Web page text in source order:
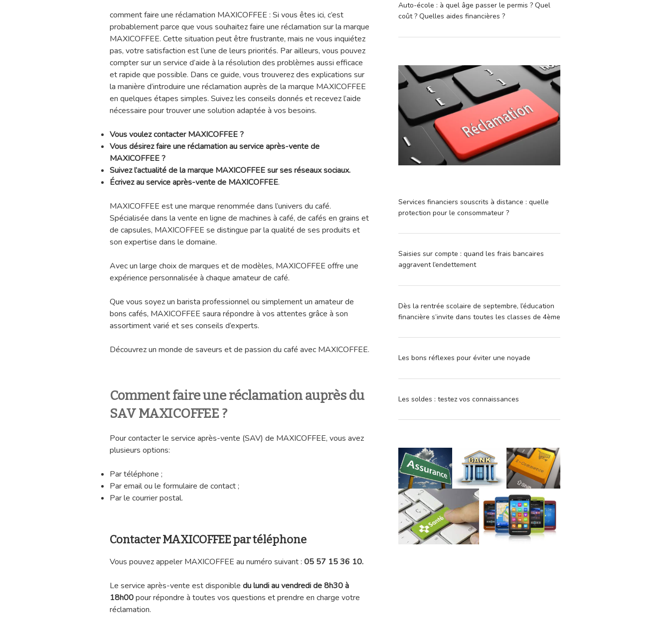
comment faire une réclamation MAXICOFFEE : Si vous êtes ici, c’est
probablement parce que vous souhaitez faire une réclamation sur la marque
MAXICOFFEE. Cette situation peut être frustrante, mais ne vous inquiétez
pas, votre satisfaction est l’une de leurs priorités. Par ailleurs, vous pouvez
compter sur un service d’aide à la résolution des problèmes aussi efficace
et rapide que possible. Dans ce guide, vous trouverez des explications sur
la manière d’introduire une réclamation auprès de la marque MAXICOFFEE
en quelques étapes simples. Suivez les conseils donnés et recevez l’aide
nécessaire pour trouver une solution adaptée à vos besoins.
Vous voulez contacter MAXICOFFEE ?
Vous désirez faire une réclamation au service après-vente de
MAXICOFFEE ?
Suivez l’actualité de la marque MAXICOFFEE sur ses réseaux sociaux.
Écrivez au service après-vente de MAXICOFFEE.
MAXICOFFEE est une marque renommée dans l’univers du café.
Spécialisée dans la vente en ligne de machines à café, de cafés en grains et
de capsules, MAXICOFFEE se distingue par la qualité de ses produits et
son expertise dans le domaine.
Avec un large choix de marques et de modèles, MAXICOFFEE offre une
expérience personnalisée à chaque amateur de café.
Que vous soyez un barista professionnel ou simplement un amateur de
bons cafés, MAXICOFFEE saura répondre à vos attentes grâce à son
assortiment varié et ses conseils d’experts.
Découvrez un monde de saveurs et de passion du café avec MAXICOFFEE.
Comment faire une réclamation auprès du
SAV MAXICOFFEE ?
Pour contacter le service après-vente (SAV) de MAXICOFFEE, vous avez
plusieurs options:
Par téléphone ;
Par email ou le formulaire de contact ;
Par le courrier postal.
Contacter MAXICOFFEE par téléphone
Vous pouvez appeler MAXICOFFEE au numéro suivant : 05 57 15 36 10.
Le service après-vente est disponible du lundi au vendredi de 8h30 à
18h00pour répondre à toutes vos questions et prendre en charge votre
réclamation.
Auto-école : à quel âge passer le permis ? Quel
coût ? Quelles aides financières ?
Services financiers souscrits à distance : quelle
protection pour le consommateur ?
Saisies sur compte : quand les frais bancaires
aggravent l’endettement
Dès la rentrée scolaire de septembre, l’éducation
financière s’invite dans toutes les classes de 4ème
Les bons réflexes pour éviter une noyade
Les soldes : testez vos connaissances